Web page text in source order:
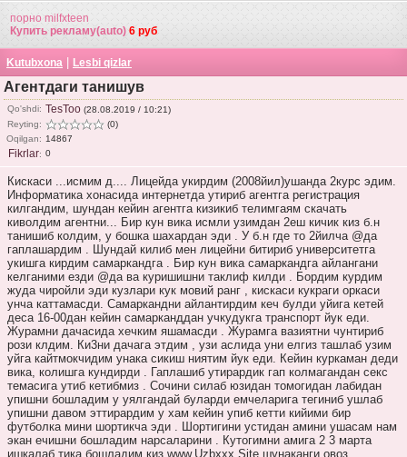
порно milfxteen
Купить рекламу(auto) 6 руб
Kutubxona | Lesbi qizlar
Агентдаги танишув
Qo'shdi: TesToo (28.08.2019 / 10:21)
Reyting:
(0)
Oqilgan: 14867
Fikrlar: 0
Кискаси ...исмим д.... Лицейда укирдим (2008йил)ушанда 2курс эдим.
Информатика хонасида интернетда утириб агентга регистрация
килгандим, шундан кейин агентга кизикиб телимгаям скачать
киволдим агентни... Бир кун вика исмли узимдан 2еш кичик киз б.н
танишиб колдим, у бошка шахардан эди . У б.н где то 2йилча @да
гаплашардим . Шундай килиб мен лицейни битириб университетга
укишга кирдим самаркандга . Бир кун вика самаркандга айлангани
келганими езди @да ва куришишни таклиф килди . Бордим курдим
жуда чиройли эди кузлари кук мовий ранг , кискаси кукраги оркаси
унча каттамасди. Самаркандни айлантирдим кеч булди уйига кетей
деса 16-00дан кейин самарканддан учкудукга транспорт йук еди.
Журамни дачасида хечким яшамасди . Журамга вазиятни чунтириб
рози клдим. Ки3ни дачага этдим , узи аслида уни елгиз ташлаб узим
уйга кайтмокчидим унака сикиш ниятим йук еди. Кейин куркаман деди
вика, колишга кундирди . Гаплашиб утирардик гап колмагандан секс
темасига утиб кетибмиз . Сочини силаб юзидан томогидан лабидан
упишни бошладим у уялгандай буларди емчеларига тегиниб ушлаб
упишни давом эттирардим у хам кейин упиб кетти кийими бир
футболка мини шортикча эди . Шортигини устидан амини ушасам нам
экан ечишни бошладим нарсаларини . Кутогимни амига 2 3 марта
ишкалаб тика бошладим киз www.Uzbxxx.Site шунаканги овоз